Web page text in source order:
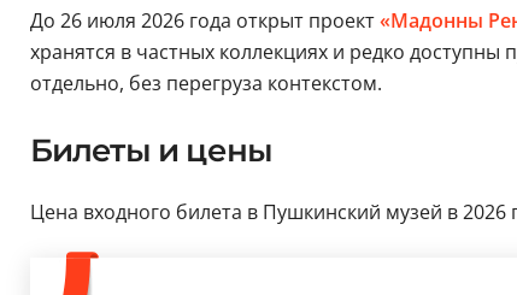
До 26 июля 2026 года открыт проект«Мадонны
хранятся в частных коллекциях и редко
отдельно, без перегруза контекстом.
Билеты и цены
Цена входного билета в Пушкинский музей в 2026